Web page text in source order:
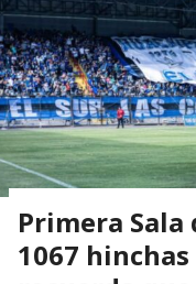
Primera
1067